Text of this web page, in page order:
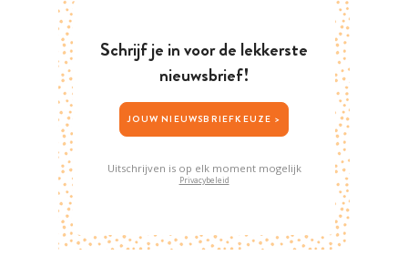
Schrijf je in voor de lekkerste
nieuwsbrief!
JOUW NIEUWSBRIEFKEUZE >
Uitschrijven is op elk moment mogelijk
Privacybeleid